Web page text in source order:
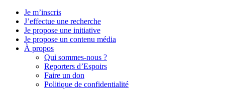
Je m’inscris
J’effectue une recherche
Je propose une initiative
Je propose un contenu média
À propos
Qui sommes-nous ?
Reporters d’Espoirs
Faire un don
Politique de confidentialité